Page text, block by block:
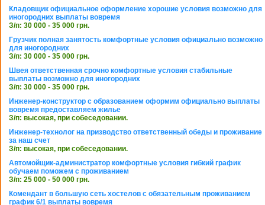
Кладовщик официальное оформление хорошие условия возможно для
иногородних выплаты вовремя
З/п: 30 000 - 35 000 грн.
Грузчик полная занятость комфортные условия официально возможно
для иногородних
З/п: 30 000 - 35 000 грн.
Швея ответственная срочно комфортные условия стабильные
выплаты возможно для иногородних
З/п: 30 000 - 35 000 грн.
Инженер-конструктор с образованием оформим официально выплаты
вовремя предоставляем жилье
З/п: высокая, при собеседовании.
Инженер-технолог на призводство ответственный обеды и проживание
за наш счет
З/п: высокая, при собеседовании.
Автомойщик-администратор комфортные условия гибкий график
обучаем поможем с проживанием
З/п: 25 000 - 50 000 грн.
Комендант в большую сеть хостелов с обязательным проживанием
график 6/1 выплаты вовремя